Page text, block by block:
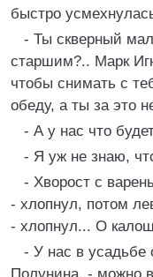
быстро
- Ты скверный
старшим?.. Марк
чтобы снимать с
обеду, а ты за это
- А у нас что
- Я уж не знаю,
- Хворост с
- хлопнул, потом
- хлопнул... О
- У нас в усадьбе